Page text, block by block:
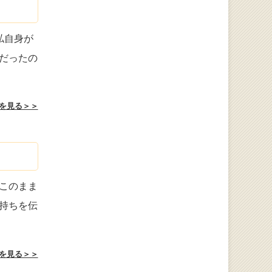
自身が
ったの
見る＞＞
のまま
ちを伝
見る＞＞